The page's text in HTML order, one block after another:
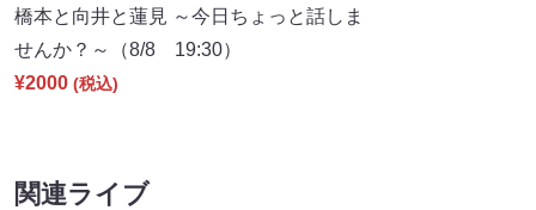
橋本と向井と蓮見 ～今日ちょっと話しま
せんか？～（8/8 19:30）
¥2000 (税込)
関連ライブ